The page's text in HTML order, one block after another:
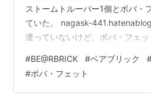
ストームトルーパー1個とボバ・
ていた。 nagask-
違っていないけど、ボバ・フェ
トに全然違う。老眼かよ！って、
わ、わたし。眼鏡を新調しないと
開封してしまったのがシークレ
#BE@RBRICK #ベアブリック
#ボバ・フェット